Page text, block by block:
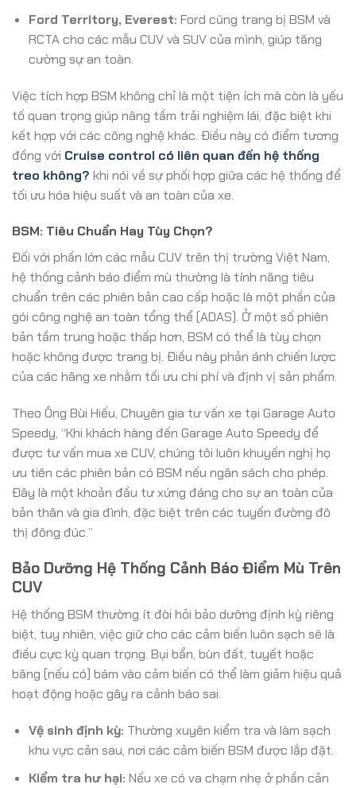
Ford Territory, Everest: Ford cũng trang bị BSM và
RCTA cho các mẫu CUV và SUV của mình, giúp tăng
cường sự an toàn.
Việc tích hợp BSM không chỉ là một tiện ích mà còn là yếu
tố quan trọng giúp nâng tầm trải nghiệm lái, đặc biệt khi
kết hợp với các công nghệ khác. Điều này có điểm tương
đồng với Cruise control có liên quan đến hệ thống
treo không? khi nói về sự phối hợp giữa các hệ thống để
tối ưu hóa hiệu suất và an toàn của xe.
BSM: Tiêu Chuẩn Hay Tùy Chọn?
Đối với phần lớn các mẫu CUV trên thị trường Việt Nam,
hệ thống cảnh báo điểm mù thường là tính năng tiêu
chuẩn trên các phiên bản cao cấp hoặc là một phần của
gói công nghệ an toàn tổng thể (ADAS). Ở một số phiên
bản tầm trung hoặc thấp hơn, BSM có thể là tùy chọn
hoặc không được trang bị. Điều này phản ánh chiến lược
của các hãng xe nhằm tối ưu chi phí và định vị sản phẩm.
Theo Ông Bùi Hiếu, Chuyên gia tư vấn xe tại Garage Auto
Speedy, “Khi khách hàng đến Garage Auto Speedy để
được tư vấn mua xe CUV, chúng tôi luôn khuyến nghị họ
ưu tiên các phiên bản có BSM nếu ngân sách cho phép.
Đây là một khoản đầu tư xứng đáng cho sự an toàn của
bản thân và gia đình, đặc biệt trên các tuyến đường đô
thị đông đúc.”
Bảo Dưỡng Hệ Thống Cảnh Báo Điểm Mù Trên
CUV
Hệ thống BSM thường ít đòi hỏi bảo dưỡng định kỳ riêng
biệt, tuy nhiên, việc giữ cho các cảm biến luôn sạch sẽ là
điều cực kỳ quan trọng. Bụi bẩn, bùn đất, tuyết hoặc
băng (nếu có) bám vào cảm biến có thể làm giảm hiệu quả
hoạt động hoặc gây ra cảnh báo sai.
Vệ sinh định kỳ: Thường xuyên kiểm tra và làm sạch
khu vực cản sau, nơi các cảm biến BSM được lắp đặt.
Kiểm tra hư hại: Nếu xe có va chạm nhẹ ở phần cản